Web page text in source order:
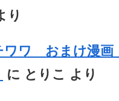
り
ワワ おまけ漫画
に とりこ より